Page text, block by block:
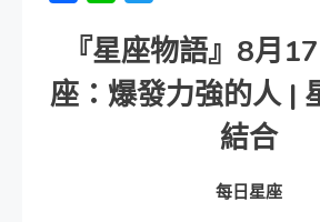
『星座物語』8月
座：爆發力強的人 |
結合
每日星座